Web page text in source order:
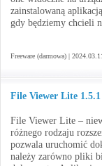
zainstalowaną
gdy będziemy chcieli
Freeware (darmowa) |
File Viewer Lite 1.5.1
File Viewer Lite –
różnego rodzaju
pozwala uruchomić
należy zarówno pliki